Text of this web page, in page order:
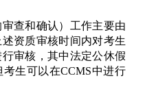
查和确认）工作主要由
资质审核时间内对考生
审核，其中法定公休假
生可以在CCMS中进行